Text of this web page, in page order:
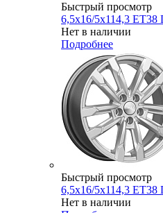
Быстрый просмотр
6,5x16/5x114,3
Нет в наличии
Подробнее
Быстрый просмотр
6,5x16/5x114,3
Нет в наличии